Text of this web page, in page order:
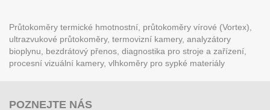
Průtokoměry termické hmotnostní, průtokoměry vírové (Vortex),
ultrazvukové průtokoměry, termovizní kamery, analyzátory
bioplynu, bezdrátový přenos, diagnostika pro stroje a zařízení,
procesní vizuální kamery, vlhkoměry pro sypké materiály
POZNEJTE NÁS